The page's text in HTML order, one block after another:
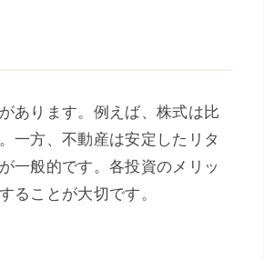
あります。例えば、株式は比
一方、不動産は安定したリタ
一般的です。各投資のメリッ
ることが大切です。